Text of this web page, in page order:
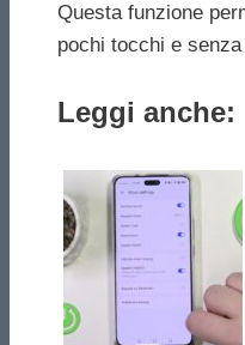
Questa funzione
pochi tocchi e
Leggi anche: